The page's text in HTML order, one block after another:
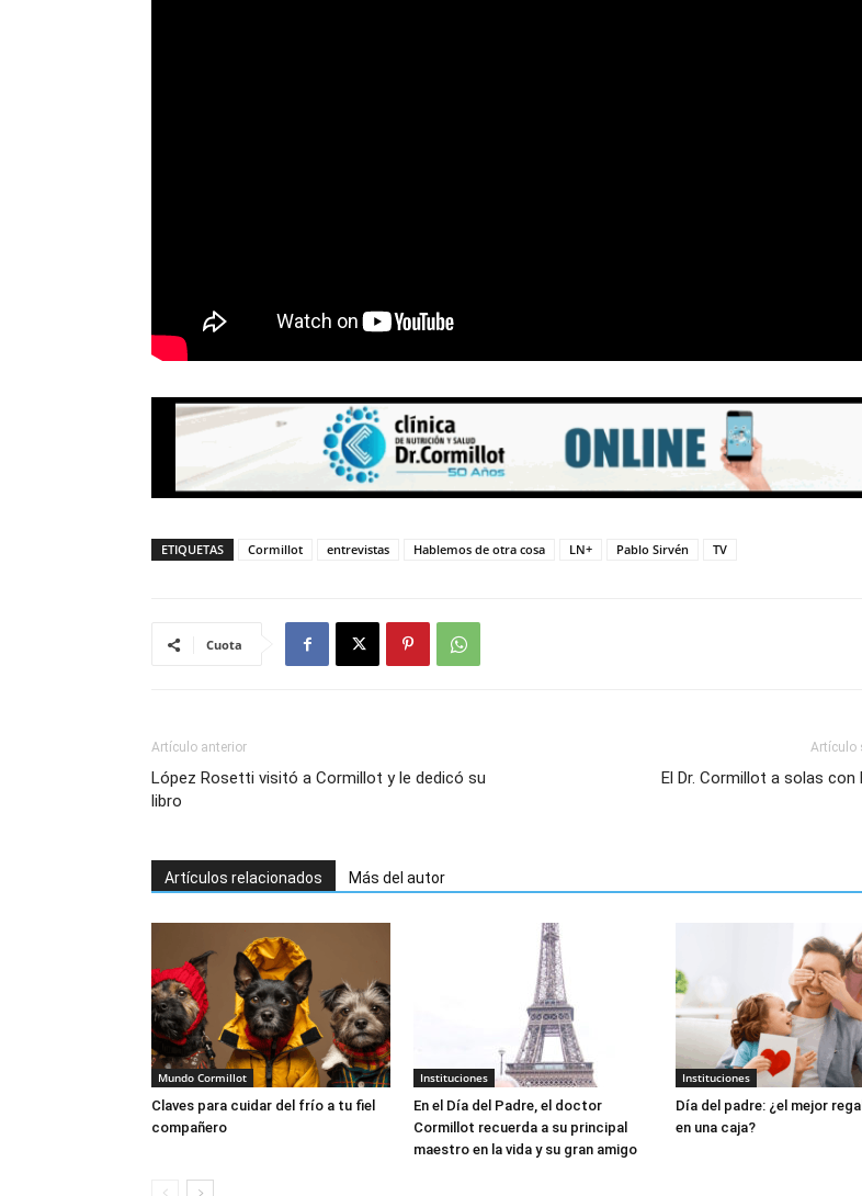
ETIQUETAS Cormillot entrevistas Hablemos de otra cosa LN+ Pablo Sirvén TV
Cuota
Artículo anterior
López Rosetti visitó a Cormillot y le dedicó su
libro
Artículo
El Dr. Cormillot a solas con
Artículos relacionados Más del autor
Mundo Cormillot
Claves para cuidar del frío a tu fiel
compañero
Instituciones
En el Día del Padre, el doctor
Cormillot recuerda a su principal
maestro en la vida y su gran amigo
Instituciones
Día del padre: ¿el mejor
en una caja?